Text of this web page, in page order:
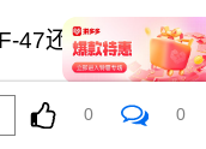
47还在PPT画鸭
0 0